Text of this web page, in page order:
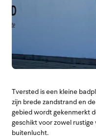
Tversted is een kleine
zijn brede zandstrand en
gebied wordt gekenmerkt
geschikt voor zowel
buitenlucht.